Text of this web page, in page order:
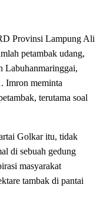
Provinsi Lampung Ali
petambak udang,
Labuhanmaringgai,
Imron meminta
terutama soal
Golkar itu, tidak
di sebuah gedung
masyarakat
tambak di pantai